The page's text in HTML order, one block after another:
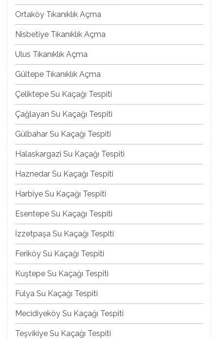
Ortaköy Tıkanıklık Açma
Nisbetiye Tıkanıklık Açma
Ulus Tıkanıklık Açma
Gültepe Tıkanıklık Açma
Çeliktepe Su Kaçağı Tespiti
Çağlayan Su Kaçağı Tespiti
Gülbahar Su Kaçağı Tespiti
Halaskargazi Su Kaçağı Tespiti
Haznedar Su Kaçağı Tespiti
Harbiye Su Kaçağı Tespiti
Esentepe Su Kaçağı Tespiti
İzzetpaşa Su Kaçağı Tespiti
Feriköy Su Kaçağı Tespiti
Kuştepe Su Kaçağı Tespiti
Fulya Su Kaçağı Tespiti
Mecidiyeköy Su Kaçağı Tespiti
Teşvikiye Su Kaçağı Tespiti